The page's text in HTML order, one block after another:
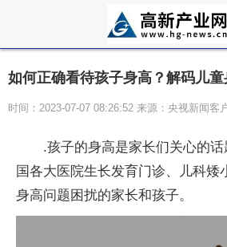
如何正确看待孩子身高？解码儿
时间：2023-07-07 08:26:52 来源：央视新闻客
.孩子的身高是家长们关心的
国各大医院生长发育门诊、儿科矮
身高问题困扰的家长和孩子。